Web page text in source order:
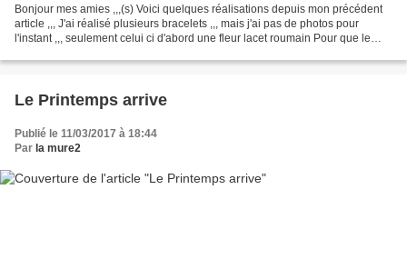
Bonjour mes amies ,,,(s) Voici quelques réalisations depuis mon précédent
article ,,, J'ai réalisé plusieurs bracelets ,,, mais j'ai pas de photos pour
l'instant ,,, seulement celui ci d'abord une fleur lacet roumain Pour que le
Le Printemps arrive
Publié le 11/03/2017 à 18:44
Par la mure2